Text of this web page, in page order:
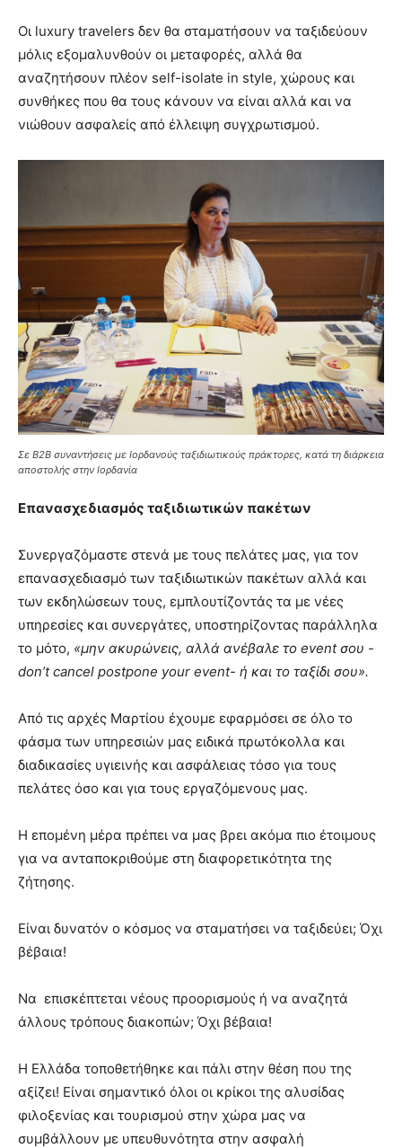
Οι luxury travelers δεν θα σταματήσουν να ταξιδεύουν
μόλις εξομαλυνθούν οι μεταφορές, αλλά θα
αναζητήσουν πλέον self-isolate in style, χώρους και
συνθήκες που θα τους κάνουν να είναι αλλά και να
νιώθουν ασφαλείς από έλλειψη συγχρωτισμού.
Σε Β2Β συναντήσεις με Ιορδανούς ταξιδιωτικούς πράκτορες, κατά τη διάρκεια
αποστολής στην Ιορδανία
Επανασχεδιασμός ταξιδιωτικών πακέτων
Συνεργαζόμαστε στενά με τους πελάτες μας, για τον
επανασχεδιασμό των ταξιδιωτικών πακέτων αλλά και
των εκδηλώσεων τους, εμπλουτίζοντάς τα με νέες
υπηρεσίες και συνεργάτες, υποστηρίζοντας παράλληλα
το μότο, «μην ακυρώνεις, αλλά ανέβαλε το event σου -
don’t cancel postpone your event- ή και το ταξίδι σου».
Από τις αρχές Μαρτίου έχουμε εφαρμόσει σε όλο το
φάσμα των υπηρεσιών μας ειδικά πρωτόκολλα και
διαδικασίες υγιεινής και ασφάλειας τόσο για τους
πελάτες όσο και για τους εργαζόμενους μας.
Η επομένη μέρα πρέπει να μας βρει ακόμα πιο έτοιμους
για να ανταποκριθούμε στη διαφορετικότητα της
ζήτησης.
Είναι δυνατόν ο κόσμος να σταματήσει να ταξιδεύει; Όχι
βέβαια!
Να επισκέπτεται νέους προορισμούς ή να αναζητά
άλλους τρόπους διακοπών; Όχι βέβαια!
Η Ελλάδα τοποθετήθηκε και πάλι στην θέση που της
αξίζει! Είναι σημαντικό όλοι οι κρίκοι της αλυσίδας
φιλοξενίας και τουρισμού στην χώρα μας να
συμβάλλουν με υπευθυνότητα στην ασφαλή